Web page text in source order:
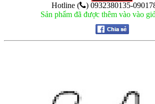
Hotline (
) 0932380135-
Sản phẩm đã được thêm vào vào